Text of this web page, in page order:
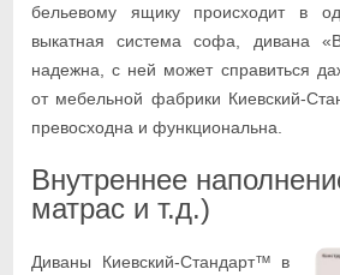
бельевому ящику происходит в
выкатная система софа, дивана
надежна, с ней может справиться
от мебельной фабрики Киевский-
превосходна и функциональна.
Внутреннее
матрас и т.д.)
Диваны Киевский-Стандарт™ в